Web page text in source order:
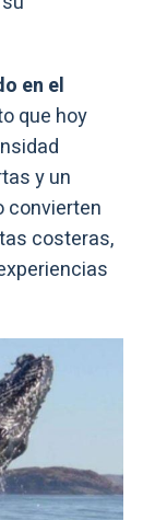
en el
que hoy
y un
convierten
costeras,